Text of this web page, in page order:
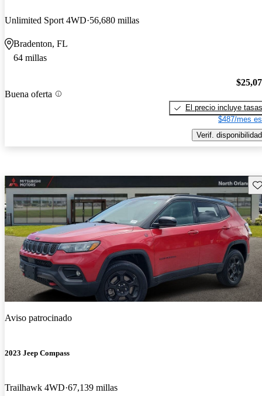
Unlimited Sport 4WD 56,680 millas
Bradenton, FL
64 millas
Buena oferta
El precio incluye tasas
$487/mes
Verif. disponibilidad
Aviso patrocinado
2023 Jeep Compass
Trailhawk 4WD 67,139 millas